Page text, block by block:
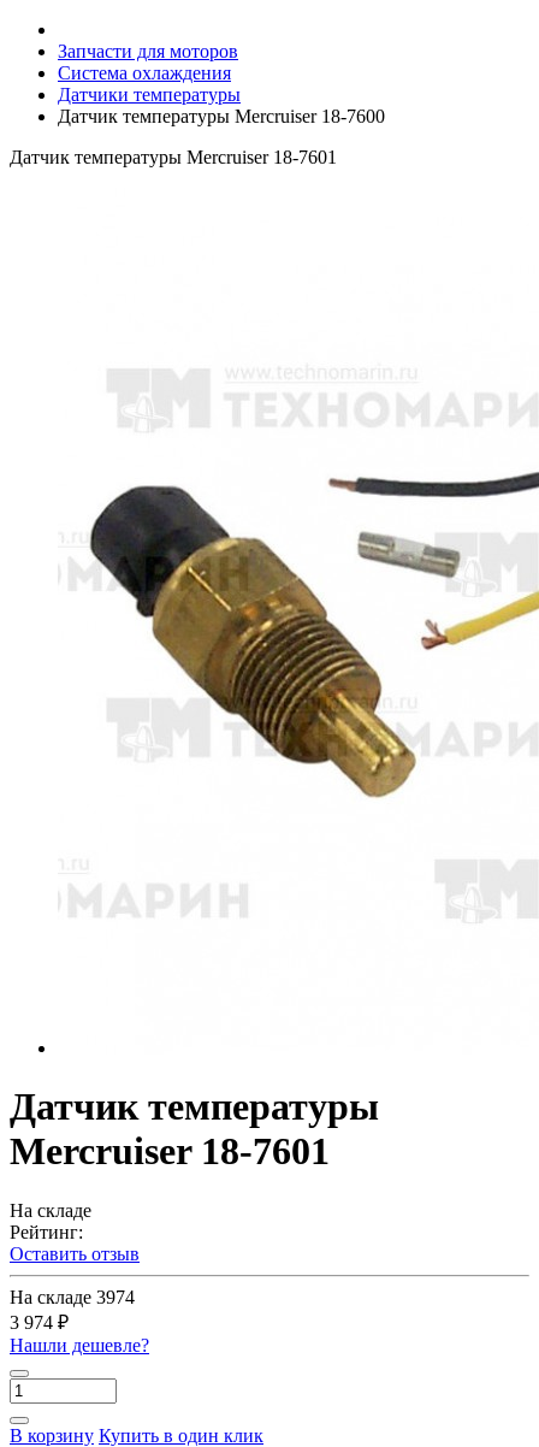
Запчасти для моторов
Система охлаждения
Датчики температуры
Датчик температуры Mercruiser 18-7600
Датчик температуры Mercruiser 18-7601
Датчик температуры
Mercruiser 18-7601
На складе
Рейтинг:
Оставить отзыв
На складе 3974
3 974 ₽
Нашли дешевле?
В корзину Купить в один клик